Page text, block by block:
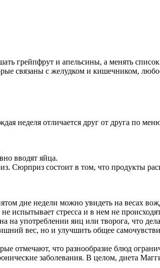
грейпфрут и апельсины, а менять список
связаны с желудком и кишечником,
неделя отличается друг от друга по
вводят яйца.
Сюрприз состоит в том, что продукты
дне недели можно увидеть на весах
испытывает стресса и в нем не
употреблении яиц или творога, что
вес, но и улучшить общее
отмечают, что разнообразие блюд
заболевания. В целом, диета